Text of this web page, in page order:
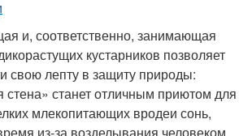
и, соответственно, занимающая
кустарников позволяет
свою лепту в защиту природы:
стена» станет отличным приютом для
млекопитающих вродеи сонь,
из-за возделывания человеком